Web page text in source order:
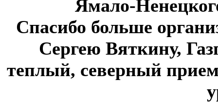
Ямало-
Спасибо больше
Сергею Вяткину,
теплый, северный